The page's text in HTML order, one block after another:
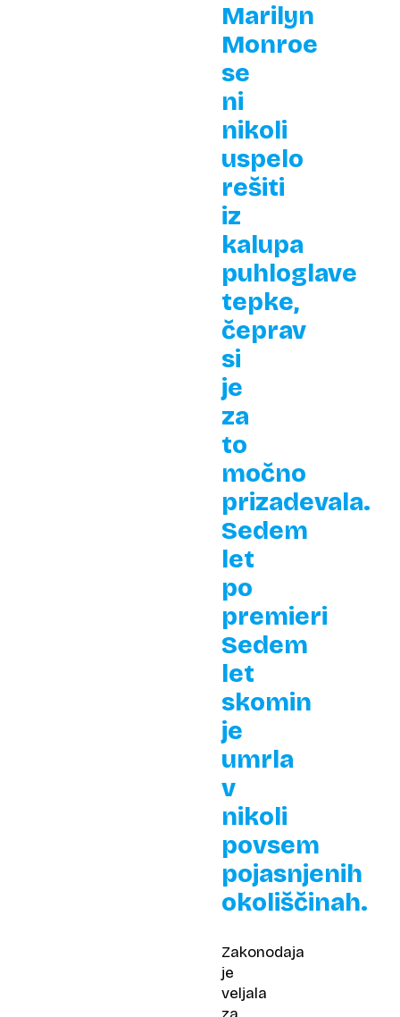
Marilyn
Monroe
se
ni
nikoli
uspelo
rešiti
iz
kalupa
puhloglave
tepke,
čeprav
si
je
za
to
močno
prizadevala.
Sedem
let
po
premieri
Sedem
let
skomin
je
umrla
v
nikoli
povsem
pojasnjenih
okoliščinah.
Zakonodaja
je
veljala